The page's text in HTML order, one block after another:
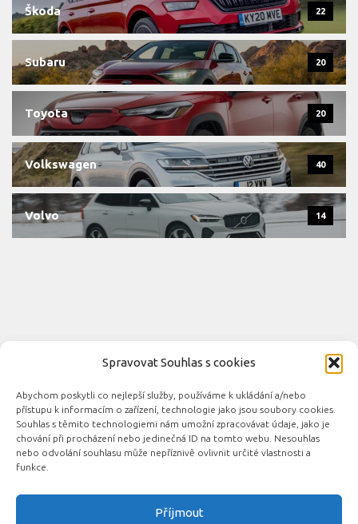
Spravovat Souhlas s cookies
Abychom poskytli co nejlepší služby, používáme k ukládání a/nebo
přístupu k informacím o zařízení, technologie jako jsou soubory cookies.
Souhlas s těmito technologiemi nám umožní zpracovávat údaje, jako je
chování při procházení nebo jedinečná ID na tomto webu. Nesouhlas
nebo odvolání souhlasu může nepříznivě ovlivnit určité vlastnosti a
funkce.
Příjmout
Škoda 22
Subaru 20
Toyota 20
Volkswagen 40
Volvo 14
Novinky automobilového průmyslu © 2026. Všechna práva
vyhrazena.
Podporováno - Designed with the Hueman theme
Související automobilové magazíny: